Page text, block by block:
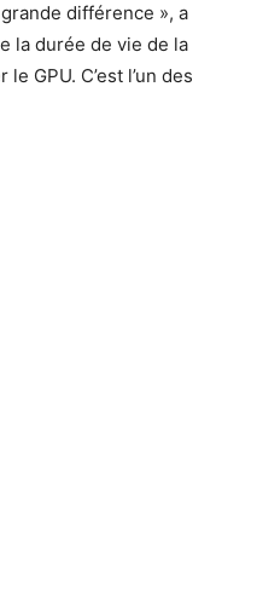
différence », a
la durée de vie de la
GPU. C’est l’un des